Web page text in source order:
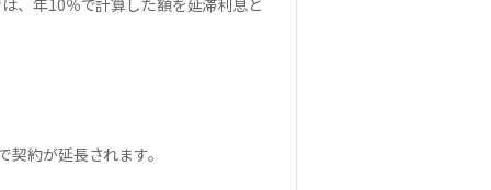
、年10％で計算した額を延滞利息と
約が延長されます。